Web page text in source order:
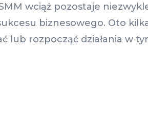
wciąż pozostaje
biznesowego. Oto
lub rozpocząć działania w